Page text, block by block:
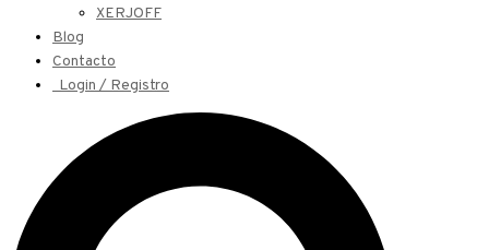
XERJOFF
Blog
Contacto
Login / Registro